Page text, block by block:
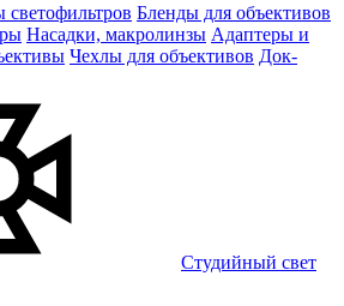
Бленды для объективов
Насадки, макролинзы Адаптеры и
Чехлы для объективов Док-
Студийный свет